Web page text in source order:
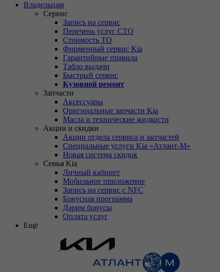
Владельцам
Сервис
Запись на сервис
Перечень услуг СТО
Стоимость ТО
Фирменный сервис Kia
Гарантийные правила
Табло выдачи
Быстрый сервис
Кузовной ремонт
Запчасти
Аксессуары
Оригинальные запчасти Kia
Масла и технические жидкости
Акции и скидки
Акции отдела сервиса и запчастей
Специальные услуги Kia «Атлант-М»
Новая система скидок
Семья Kia
Личный кабинет
Мобильное приложение
Запись на сервис с NFC
Бонусная программа
Дарим бонусы
Оплата услуг
Ещё